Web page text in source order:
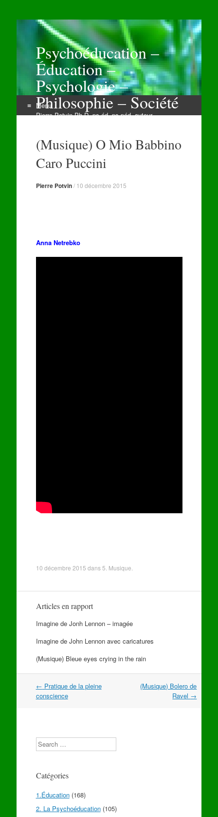
Psychoéducation –
Éducation –
Psychologie –
Philosophie – Société
Pierre Potvin Ph.D. ps.éd. ps.péd. auteur
Menu
contenu(Musique) O Mio Babbino
Caro Puccini
Pierre Potvin/ 10 décembre 2015
Anna Netrebko
10 décembre 2015 dans 5. Musique
Articles en rapport
Imagine de Jonh Lennon – imagée
Imagine de John Lennon avec caricatures
(Musique) Bleue eyes crying in the rain
Navigation
dans
← Pratique de la pleine
conscience
(Musique) Bolero de
Ravel →
Search
Catégories
1.Éducation(168)
2. La Psychoéducation(105)